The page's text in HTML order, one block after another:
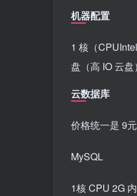
机器配置
1 核（
盘（高 IO 云盘）
云数据库
价格统一是 9
MySQL
1核 CPU 2G